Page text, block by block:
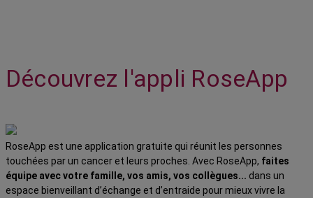
Découvrez l'appli RoseApp
RoseApp est une application gratuite qui réunit les personnes
touchées par un cancer et leurs proches. Avec RoseApp, faites
équipe avec votre famille, vos amis, vos collègues... dans un
espace bienveillant d’échange et d’entraide pour mieux vivre la